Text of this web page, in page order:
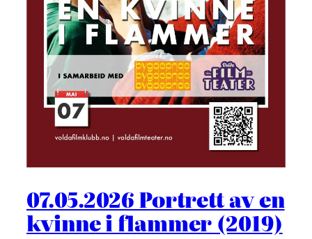
07.05.2026 Portrett av en
kvinne i flammer (2019)